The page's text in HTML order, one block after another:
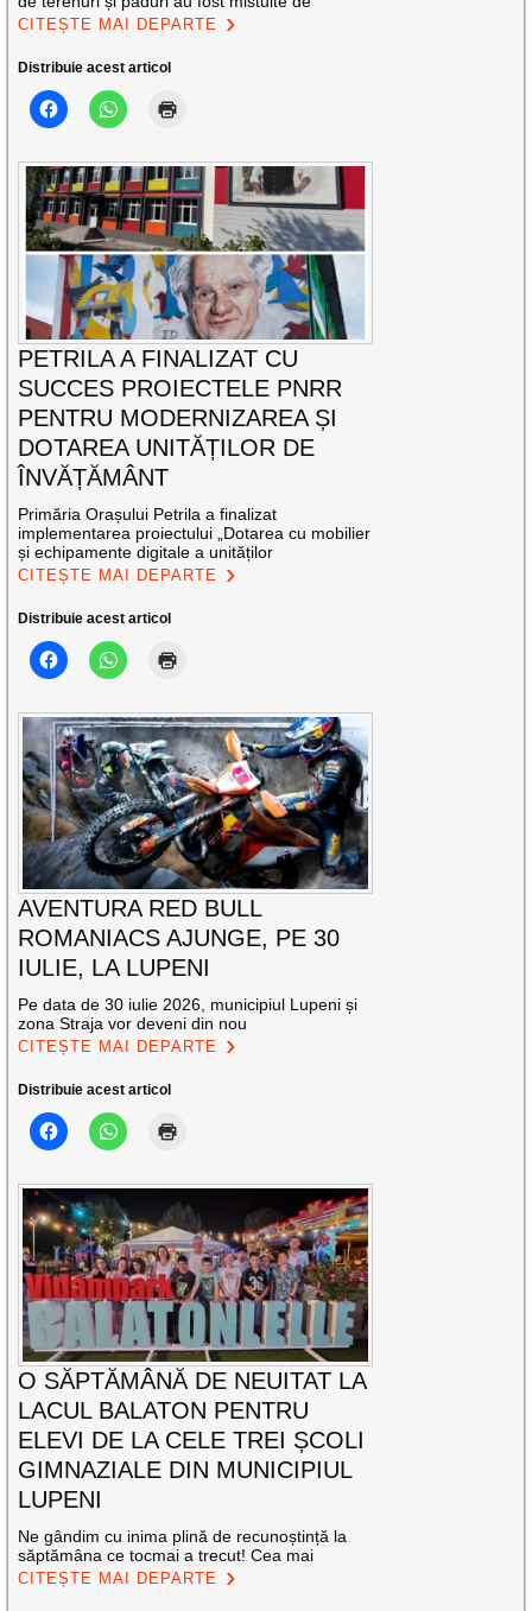
CITEȘTE MAI DEPARTE
Distribuie acest articol
PETRILA A FINALIZAT CU
SUCCES PROIECTELE PNRR
PENTRU MODERNIZAREA ȘI
DOTAREA UNITĂȚILOR DE
ÎNVĂȚĂMÂNT
Primăria Orașului Petrila a finalizat
implementarea proiectului „Dotarea cu mobilier
și echipamente digitale a unităților
CITEȘTE MAI DEPARTE
Distribuie acest articol
AVENTURA RED BULL
ROMANIACS AJUNGE, PE 30
IULIE, LA LUPENI
Pe data de 30 iulie 2026, municipiul Lupeni și
zona Straja vor deveni din nou
CITEȘTE MAI DEPARTE
Distribuie acest articol
O SĂPTĂMÂNĂ DE NEUITAT LA
LACUL BALATON PENTRU
ELEVI DE LA CELE TREI ȘCOLI
GIMNAZIALE DIN MUNICIPIUL
LUPENI
Ne gândim cu inima plină de recunoștință la
săptămâna ce tocmai a trecut! Cea mai
CITEȘTE MAI DEPARTE